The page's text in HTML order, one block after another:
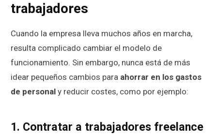
trabajadores
Cuando la empresa lleva muchos años en marcha,
resulta complicado cambiar el modelo de
funcionamiento. Sin embargo, nunca está de más
idear pequeños cambios para ahorrar en los gastos
de personal y reducir costes, como por ejemplo:
1. Contratar a trabajadores freelance